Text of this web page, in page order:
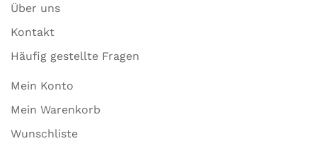
Über uns
Kontakt
Häufig gestellte Fragen
Mein Konto
Mein Warenkorb
Wunschliste